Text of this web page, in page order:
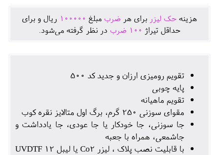
هزينه حک لیزر برای هر ضرب مبلغ 100000 ريال و برای
حداقل تيراژ 100 ضرب در نظر گرفته می‌شود.
تقویم رومیزی ارزان و جدید کد 500
پایه چوبی
تقویم ماهیانه
مقوای سوزنی 250 گرم، برگ اول متالایز نقره کوب
جا سوزنی، جا خودکار یا جا عودی، جا یادداشت و
جاشمعی، همراه با جعبه
با قابلیت نصب پلاک ، لیزر Co2 یا لیبل UVDTF 12